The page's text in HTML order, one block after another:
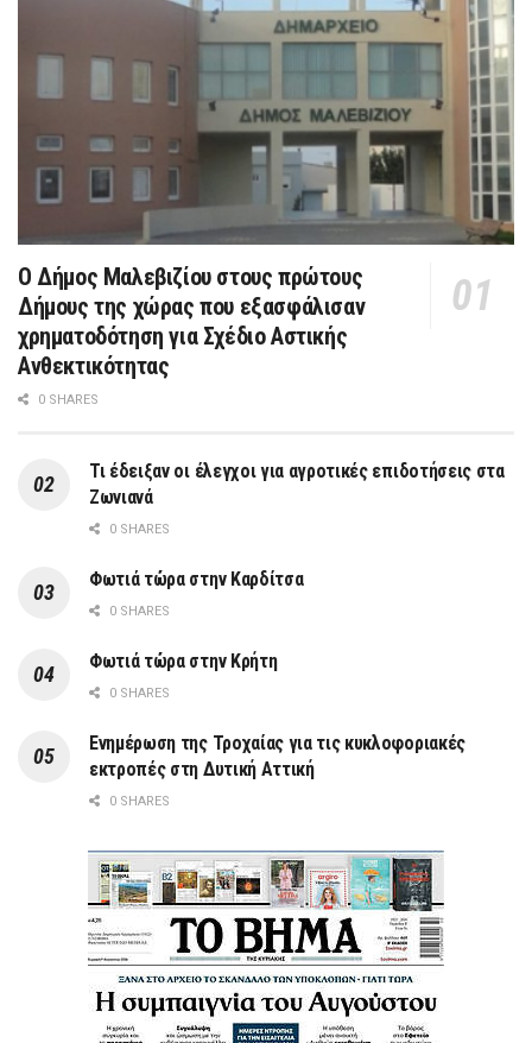
Ο Δήμος Μαλεβιζίου στους πρώτους
Δήμους της χώρας που εξασφάλισαν
χρηματοδότηση για Σχέδιο Αστικής
Ανθεκτικότητας
0 SHARES
Τι έδειξαν οι έλεγχοι για αγροτικές επιδοτήσεις στα
Ζωνιανά
0 SHARES
Φωτιά τώρα στην Καρδίτσα
0 SHARES
Φωτιά τώρα στην Κρήτη
0 SHARES
Ενημέρωση της Τροχαίας για τις κυκλοφοριακές
εκτροπές στη Δυτική Αττική
0 SHARES